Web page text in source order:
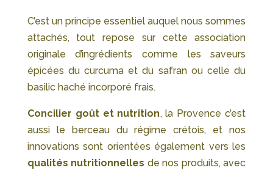
C’est un principe essentiel auquel nous sommes
attachés, tout repose sur cette association
originale d’ingrédients comme les saveurs
épicées du curcuma et du safran ou celle du
basilic haché incorporé frais.
Concilier goût et nutrition, la Provence c’est
aussi le berceau du régime crétois, et nos
innovations sont orientées également vers les
qualités nutritionnelles de nos produits, avec